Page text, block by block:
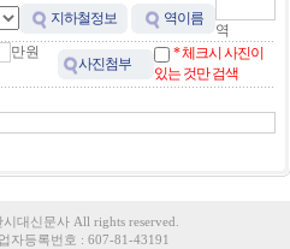
지하철정보 역이름
역
만원
사진첨부
* 체크시 사진이
있는 것만 검색
대신문사 All rights reserved.
자등록번호 : 607-81-43191